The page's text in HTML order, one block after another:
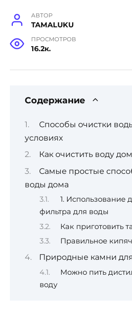
АВТОР
TAMALUKU
ПРОСМОТРОВ
16.2к.
Содержание
Способы очистки
условиях
Как очистить воду
Самые простые
воды дома
1. Использование
фильтра для воды
Как приготовить
Правильное
Природные камни
Можно пить
воду